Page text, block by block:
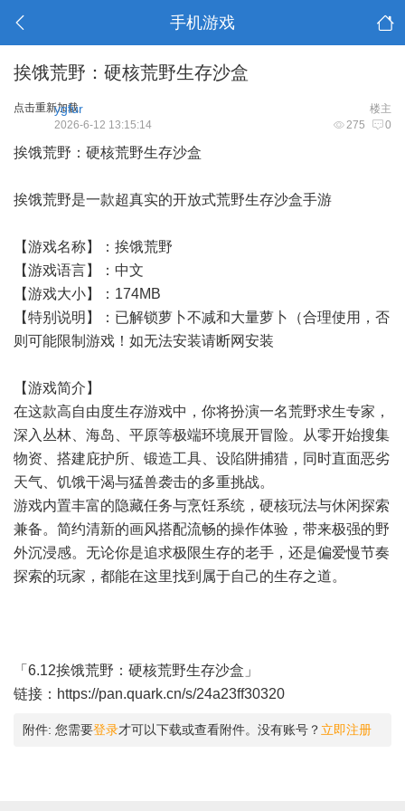
手机游戏
挨饿荒野：硬核荒野生存沙盒
点击重新加载 楼主
ygfur
275 0
2026-6-12 13:15:14
挨饿荒野：硬核荒野生存沙盒
挨饿荒野是一款超真实的开放式荒野生存沙盒手游
【游戏名称】：挨饿荒野
【游戏语言】：中文
【游戏大小】：174MB
【特别说明】：已解锁萝卜不减和大量萝卜（合理使用，否
则可能限制游戏！如无法安装请断网安装
【游戏简介】
在这款高自由度生存游戏中，你将扮演一名荒野求生专家，
深入丛林、海岛、平原等极端环境展开冒险。从零开始搜集
物资、搭建庇护所、锻造工具、设陷阱捕猎，同时直面恶劣
天气、饥饿干渴与猛兽袭击的多重挑战。
游戏内置丰富的隐藏任务与烹饪系统，硬核玩法与休闲探索
兼备。简约清新的画风搭配流畅的操作体验，带来极强的野
外沉浸感。无论你是追求极限生存的老手，还是偏爱慢节奏
探索的玩家，都能在这里找到属于自己的生存之道。
「6.12挨饿荒野：硬核荒野生存沙盒」
链接： https://pan.quark.cn/s/24a23ff30320
附件: 您需要登录才可以下载或查看附件。没有账号？ 立即注册